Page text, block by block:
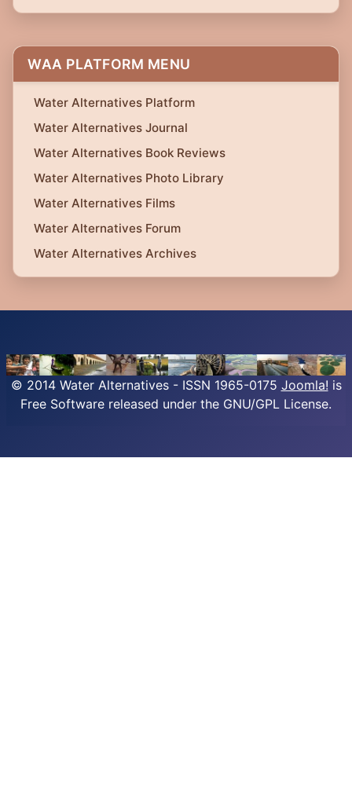
WAA PLATFORM MENU
Water Alternatives Platform
Water Alternatives Journal
Water Alternatives Book Reviews
Water Alternatives Photo Library
Water Alternatives Films
Water Alternatives Forum
Water Alternatives Archives
© 2014 Water Alternatives - ISSN 1965-0175 Joomla! is
Free Software released under the GNU/GPL License.